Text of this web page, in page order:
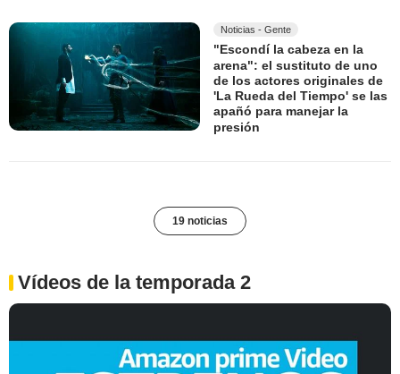
Noticias - Gente
"Escondí la cabeza en la
arena": el sustituto de uno
de los actores originales de
'La Rueda del Tiempo' se las
apañó para manejar la
presión
19 noticias
Vídeos de la temporada 2